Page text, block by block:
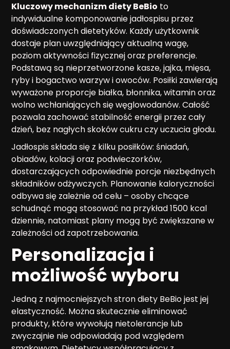
Kluczowy mechanizm diety BeBio to
indywidualne komponowanie jadłospisu przez
doświadczonych dietetyków. Każdy użytkownik
dostaje plan uwzględniający aktualną wagę,
poziom aktywności fizycznej oraz preferencje.
Podstawą są nieprzetworzone kasze, jajka, mięsa,
ryby i bogactwo warzyw i owoców. Posiłki zawierają
wyważone proporcje białka, błonnika, witamin oraz
wolno wchłaniających się węglowodanów. Całość
pozwala zachować stabilność energii przez cały
dzień, bez nagłych skoków cukru czy uczucia głodu.
Jadłospis składa się z kilku posiłków: śniadań,
obiadów, kolacji oraz podwieczorków,
dostarczających odpowiednie porcje niezbędnych
składników odżywczych. Planowanie kaloryczności
odbywa się zależnie od celu – osoby chcące
schudnąć mogą stosować na przykład 1500 kcal
dziennie, natomiast plany mogą być zwiększane w
zależności od zapotrzebowania.
Personalizacja i
możliwość wyboru
Jedną z najmocniejszych stron diety BeBio jest jej
elastyczność. Można skutecznie eliminować
produkty, które wywołują nietolerancje lub
zwyczajnie nie odpowiadają pod względem